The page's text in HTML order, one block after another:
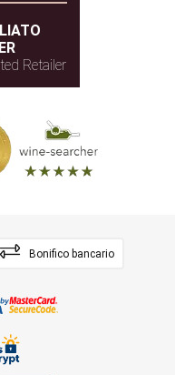
Retailer
Bonifico bancario